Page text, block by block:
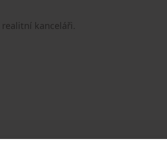
kanceláři.